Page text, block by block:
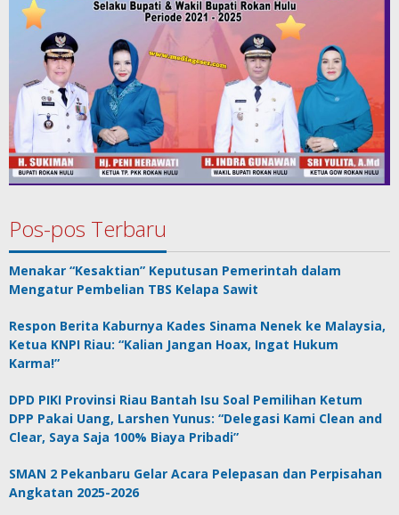
Pos-pos Terbaru
Menakar “Kesaktian” Keputusan Pemerintah dalam
Mengatur Pembelian TBS Kelapa Sawit
Respon Berita Kaburnya Kades Sinama Nenek ke Malaysia,
Ketua KNPI Riau: “Kalian Jangan Hoax, Ingat Hukum
Karma!”
DPD PIKI Provinsi Riau Bantah Isu Soal Pemilihan Ketum
DPP Pakai Uang, Larshen Yunus: “Delegasi Kami Clean and
Clear, Saya Saja 100% Biaya Pribadi”
SMAN 2 Pekanbaru Gelar Acara Pelepasan dan Perpisahan
Angkatan 2025-2026